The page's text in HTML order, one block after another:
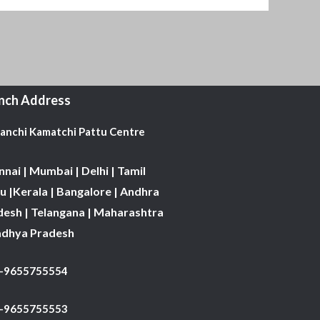
Address
Kamatchi Pattu Centre
| Mumbai | Delhi | Tamil
|Kerala | Bangalore | Andhra
| Telangana | Maharashtra
Pradesh
9655755554
9655755553